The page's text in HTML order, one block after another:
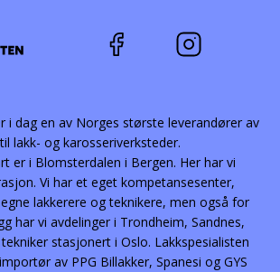
i dag en av Norges største leverandører av
lakk- og karosseriverksteder.
er i Blomsterdalen i Bergen. Her har vi
Vi har et eget kompetansesenter,
lakkerere og teknikere, men også for
har vi avdelinger i Trondheim, Sandnes,
stasjonert i Oslo. Lakkspesialisten
av PPG Billakker, Spanesi og GYS